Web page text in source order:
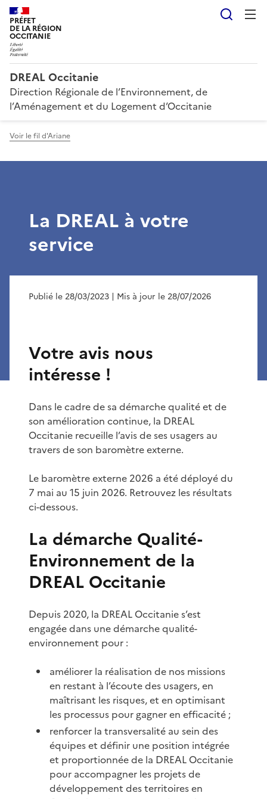
PRÉFET
DE LA RÉGION
OCCITANIE
DREAL Occitanie
Direction Régionale de l’Environnement, de
l’Aménagement et du Logement d’Occitanie
Voir le fil d'Ariane
La DREAL à votre
service
Publié le 28/03/2023 | Mis à jour le 28/07/2026
Votre avis nous
intéresse !
Dans le cadre de sa démarche qualité et de
son amélioration continue, la DREAL
Occitanie recueille l’avis de ses usagers au
travers de son baromètre externe.
Le baromètre externe 2026 a été déployé du
7 mai au 15 juin 2026. Retrouvez les résultats
ci-dessous.
La démarche Qualité-
Environnement de la
DREAL Occitanie
Depuis 2020, la DREAL Occitanie s’est
engagée dans une démarche qualité-
environnement pour :
améliorer la réalisation de nos missions
en restant à l’écoute des usagers, en
maîtrisant les risques, et en optimisant
les processus pour gagner en efficacité ;
renforcer la transversalité au sein des
équipes et définir une position intégrée
et proportionnée de la DREAL Occitanie
pour accompagner les projets de
développement des territoires en